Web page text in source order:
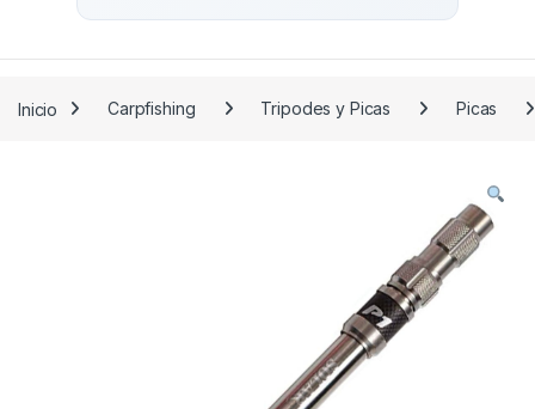
Inicio Carpfishing Tripodes y Picas Picas